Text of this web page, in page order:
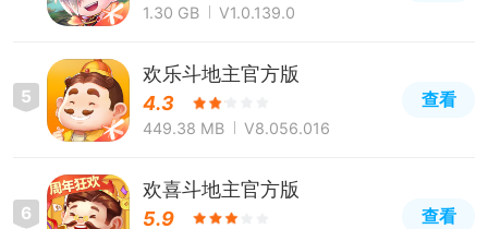
1.30 GB V1.0.139.0
5
欢乐斗地主官方版
4.3
449.38 MB V8.056.016
查看
6
欢喜斗地主官方版
5.9
查看